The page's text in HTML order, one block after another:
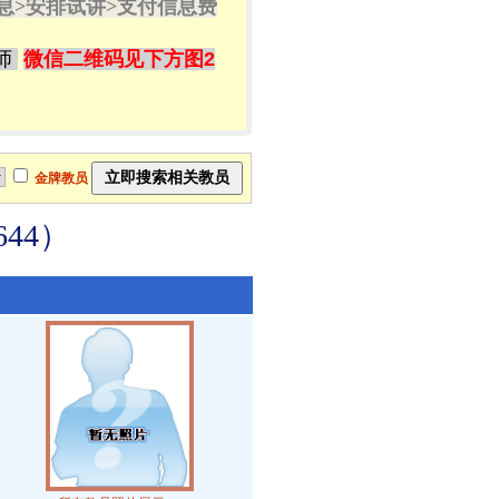
>安排试讲>支付信息费
微信二维码见下方图2
金牌教员
）